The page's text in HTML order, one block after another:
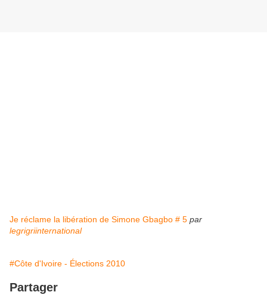
Je réclame la libération de Simone Gbagbo # 5 par
legrigriinternational
#Côte d'Ivoire - Élections 2010
Partager